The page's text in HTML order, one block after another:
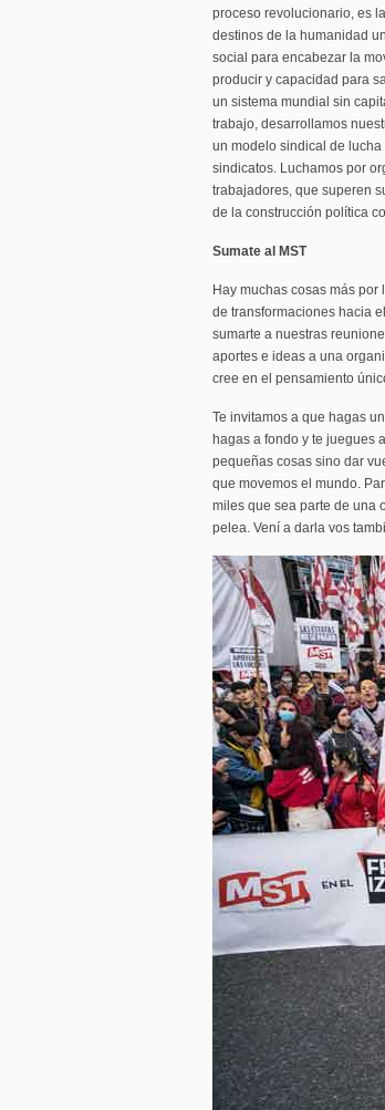
proceso revolucionario, es
destinos de la humanidad
social para encabezar la
producir y capacidad para
un sistema mundial sin
trabajo, desarrollamos
un modelo sindical de
sindicatos. Luchamos por
trabajadores, que superen
de la construcción política
Sumate al MST
Hay muchas cosas más
de transformaciones hacia
sumarte a nuestras
aportes e ideas a una
cree en el pensamiento
Te invitamos a que hagas
hagas a fondo y te juegues
pequeñas cosas sino dar
que movemos el mundo.
miles que sea parte de una
pelea. Vení a darla vos